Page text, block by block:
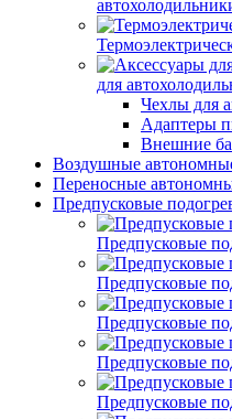
для
Чехлы для
Адаптеры
Внешние
Воздушные
Переносные
Предпусковые
Предпусковые
Предпусковые
Предпусковые
Предпусковые
Предпусковые